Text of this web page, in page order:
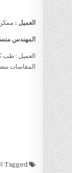
العميل :
المهندس
العميل : طب
المقاسات
Tagged